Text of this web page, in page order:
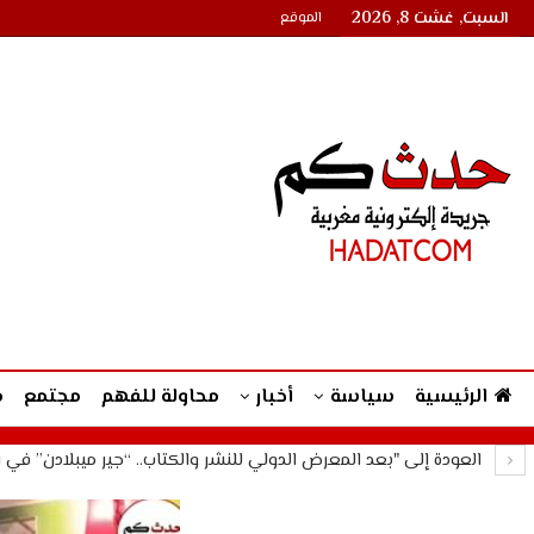
السبت, غشت 8, 2026 الموقع
الرئيسية سياسة أخبار محاولة للفهم مجتمع
العودة إلى "بعد المعرض الدولي للنشر والكتاب.. “جير ميبلادن”